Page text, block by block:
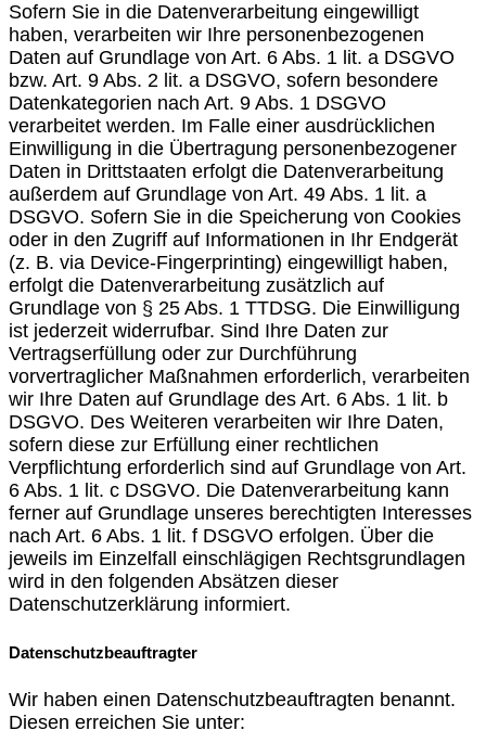
Sofern Sie in die Datenverarbeitung eingewilligt
haben, verarbeiten wir Ihre personenbezogenen
Daten auf Grundlage von Art. 6 Abs. 1 lit. a DSGVO
bzw. Art. 9 Abs. 2 lit. a DSGVO, sofern besondere
Datenkategorien nach Art. 9 Abs. 1 DSGVO
verarbeitet werden. Im Falle einer ausdrücklichen
Einwilligung in die Übertragung personenbezogener
Daten in Drittstaaten erfolgt die Datenverarbeitung
außerdem auf Grundlage von Art. 49 Abs. 1 lit. a
DSGVO. Sofern Sie in die Speicherung von Cookies
oder in den Zugriff auf Informationen in Ihr Endgerät
(z. B. via Device-Fingerprinting) eingewilligt haben,
erfolgt die Datenverarbeitung zusätzlich auf
Grundlage von § 25 Abs. 1 TTDSG. Die Einwilligung
ist jederzeit widerrufbar. Sind Ihre Daten zur
Vertragserfüllung oder zur Durchführung
vorvertraglicher Maßnahmen erforderlich, verarbeiten
wir Ihre Daten auf Grundlage des Art. 6 Abs. 1 lit. b
DSGVO. Des Weiteren verarbeiten wir Ihre Daten,
sofern diese zur Erfüllung einer rechtlichen
Verpflichtung erforderlich sind auf Grundlage von Art.
6 Abs. 1 lit. c DSGVO. Die Datenverarbeitung kann
ferner auf Grundlage unseres berechtigten Interesses
nach Art. 6 Abs. 1 lit. f DSGVO erfolgen. Über die
jeweils im Einzelfall einschlägigen Rechtsgrundlagen
wird in den folgenden Absätzen dieser
Datenschutzerklärung informiert.
Datenschutzbeauftragter
Wir haben einen Datenschutzbeauftragten benannt.
Diesen erreichen Sie unter: